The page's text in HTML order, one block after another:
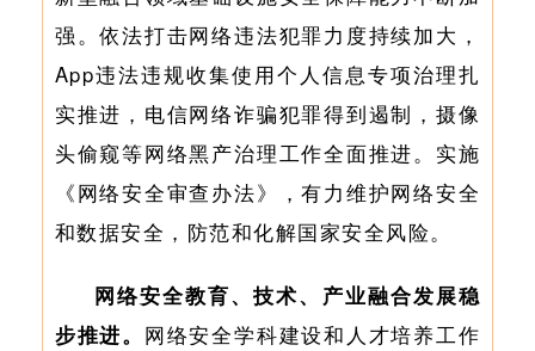
强。依法打击网络违法犯罪力度持续加大，
App违法违规收集使用个人信息专项治理扎
实推进，电信网络诈骗犯罪得到遏制，摄像
头偷窥等网络黑产治理工作全面推进。实施
《网络安全审查办法》，有力维护网络安全
和数据安全，防范和化解国家安全风险。
网络安全教育、技术、产业融合发展稳
步推进。 网络安全学科建设和人才培养工作